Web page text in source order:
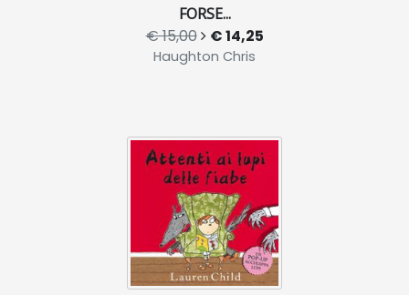
FORSE...
€ 15,00 € 14,25
Haughton Chris